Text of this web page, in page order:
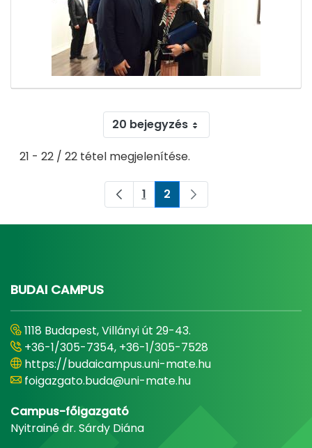
20 bejegyzés
21 - 22 / 22 tétel megjelenítése.
Oldal
1 Oldal
2
BUDAI CAMPUS
1118 Budapest, Villányi út 29-43.
+36-1/305-7354, +36-1/305-7528
https://budaicampus.uni-mate.hu
foigazgato.buda@uni-mate.hu
Campus-főigazgató
Nyitrainé dr. Sárdy Diána